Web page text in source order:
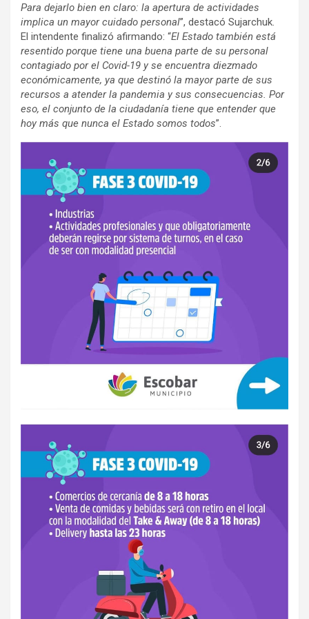
Para dejarlo bien en claro: la apertura de actividades
implica un mayor cuidado personal”, destacó Sujarchuk.
El intendente finalizó afirmando: “El Estado también está
resentido porque tiene una buena parte de su personal
contagiado por el Covid-19 y se encuentra diezmado
económicamente, ya que destinó la mayor parte de sus
recursos a atender la pandemia y sus consecuencias. Por
eso, el conjunto de la ciudadanía tiene que entender que
hoy más que nunca el Estado somos todos”.